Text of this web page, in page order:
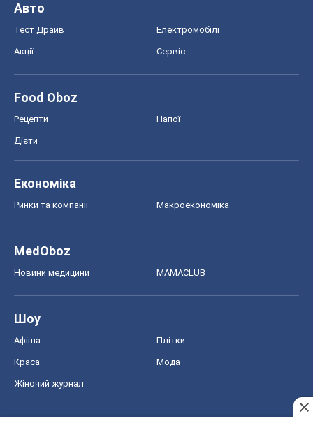
Авто
Тест Драйв Електромобілі
Акції Сервіс
Food Oboz
Рецепти Напої
Дієти
Економіка
Ринки та компанії Макроекономіка
MedOboz
Новини медицини MAMACLUB
Шоу
Афіша Плітки
Краса Мода
Жіночий журнал